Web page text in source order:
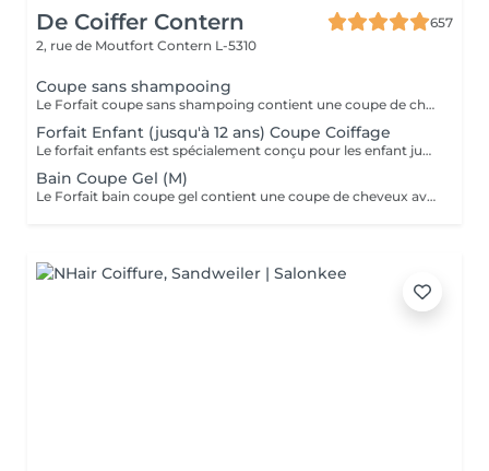
De Coiffer Contern
657
2, rue de Moutfort Contern L-5310
Coupe sans shampooing
Le Forfait coupe sans shampoing contient une coupe de cheveux sans shampoing pour les étudiants. En cas de questions veuillez appeler au +352 26 35 02 89.
Forfait Enfant (jusqu'à 12 ans) Coupe Coiffage
Le forfait enfants est spécialement conçu pour les enfant jusqu'à l'âge de 6 ans - coupe + coiffage
Bain Coupe Gel (M)
Le Forfait bain coupe gel contient une coupe de cheveux avec shampoing et l'application d'un produit de finition (Gel, Cire, Laque, etc.) pour les étudiants. En cas de questions veuillez appeler au +352 26 35 02 89.